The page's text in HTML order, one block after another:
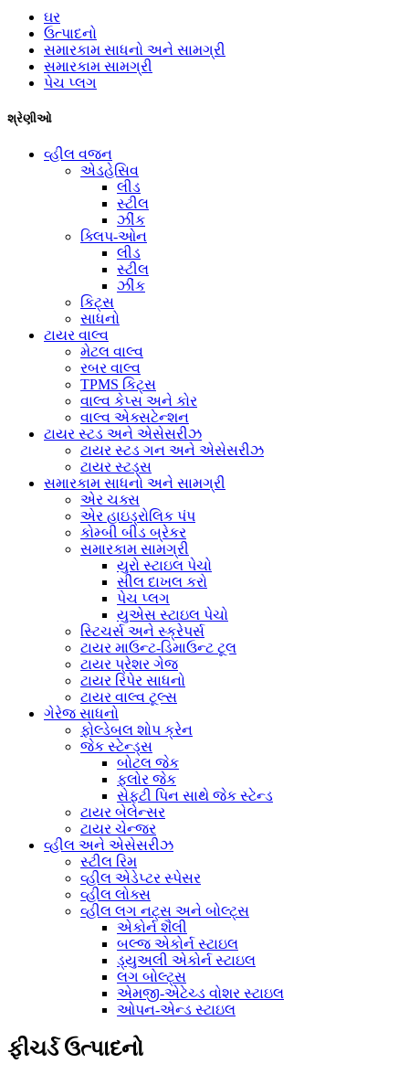
ઘર
ઉત્પાદનો
સમારકામ સાધનો અને સામગ્રી
સમારકામ સામગ્રી
પેચ પ્લગ
શ્રેણીઓ
વ્હીલ વજન
એડહેસિવ
લીડ
સ્ટીલ
ઝીંક
ક્લિપ-ઓન
લીડ
સ્ટીલ
ઝીંક
કિટ્સ
સાધનો
ટાયર વાલ્વ
મેટલ વાલ્વ
રબર વાલ્વ
TPMS કિટ્સ
વાલ્વ કેપ્સ અને કોર
વાલ્વ એક્સટેન્શન
ટાયર સ્ટડ અને એસેસરીઝ
ટાયર સ્ટડ ગન અને એસેસરીઝ
ટાયર સ્ટડ્સ
સમારકામ સાધનો અને સામગ્રી
એર ચક્સ
એર હાઇડ્રોલિક પંપ
કોમ્બી બીડ બ્રેકર
સમારકામ સામગ્રી
યુરો સ્ટાઇલ પેચો
સીલ દાખલ કરો
પેચ પ્લગ
યુએસ સ્ટાઇલ પેચો
સ્ટિચર્સ અને સ્ક્રેપર્સ
ટાયર માઉન્ટ-ડિમાઉન્ટ ટૂલ
ટાયર પ્રેશર ગેજ
ટાયર રિપેર સાધનો
ટાયર વાલ્વ ટૂલ્સ
ગેરેજ સાધનો
ફોલ્ડેબલ શોપ ક્રેન
જેક સ્ટેન્ડ્સ
બોટલ જેક
ફ્લોર જેક
સેફ્ટી પિન સાથે જેક સ્ટેન્ડ
ટાયર બેલેન્સર
ટાયર ચેન્જર
વ્હીલ અને એસેસરીઝ
સ્ટીલ રિમ
વ્હીલ એડેપ્ટર સ્પેસર
વ્હીલ લોક્સ
વ્હીલ લગ નટ્સ અને બોલ્ટ્સ
એકોર્ન શૈલી
બલ્જ એકોર્ન સ્ટાઇલ
ડ્યુઅલી એકોર્ન સ્ટાઇલ
લગ બોલ્ટ્સ
એમજી-એટેચ્ડ વોશર સ્ટાઇલ
ઓપન-એન્ડ સ્ટાઇલ
ફીચર્ડ ઉત્પાદનો